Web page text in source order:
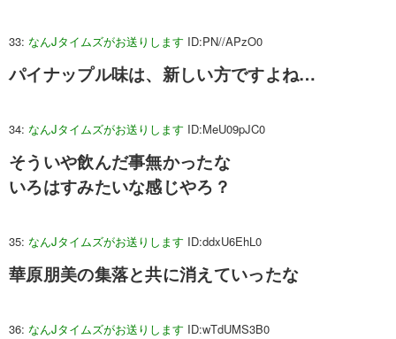
33: なんJタイムズがお送りします ID:PN//APzO0
パイナップル味は、新しい方ですよね…
34: なんJタイムズがお送りします ID:MeU09pJC0
そういや飲んだ事無かったな
いろはすみたいな感じやろ？
35: なんJタイムズがお送りします ID:ddxU6EhL0
華原朋美の集落と共に消えていったな
36: なんJタイムズがお送りします ID:wTdUMS3B0